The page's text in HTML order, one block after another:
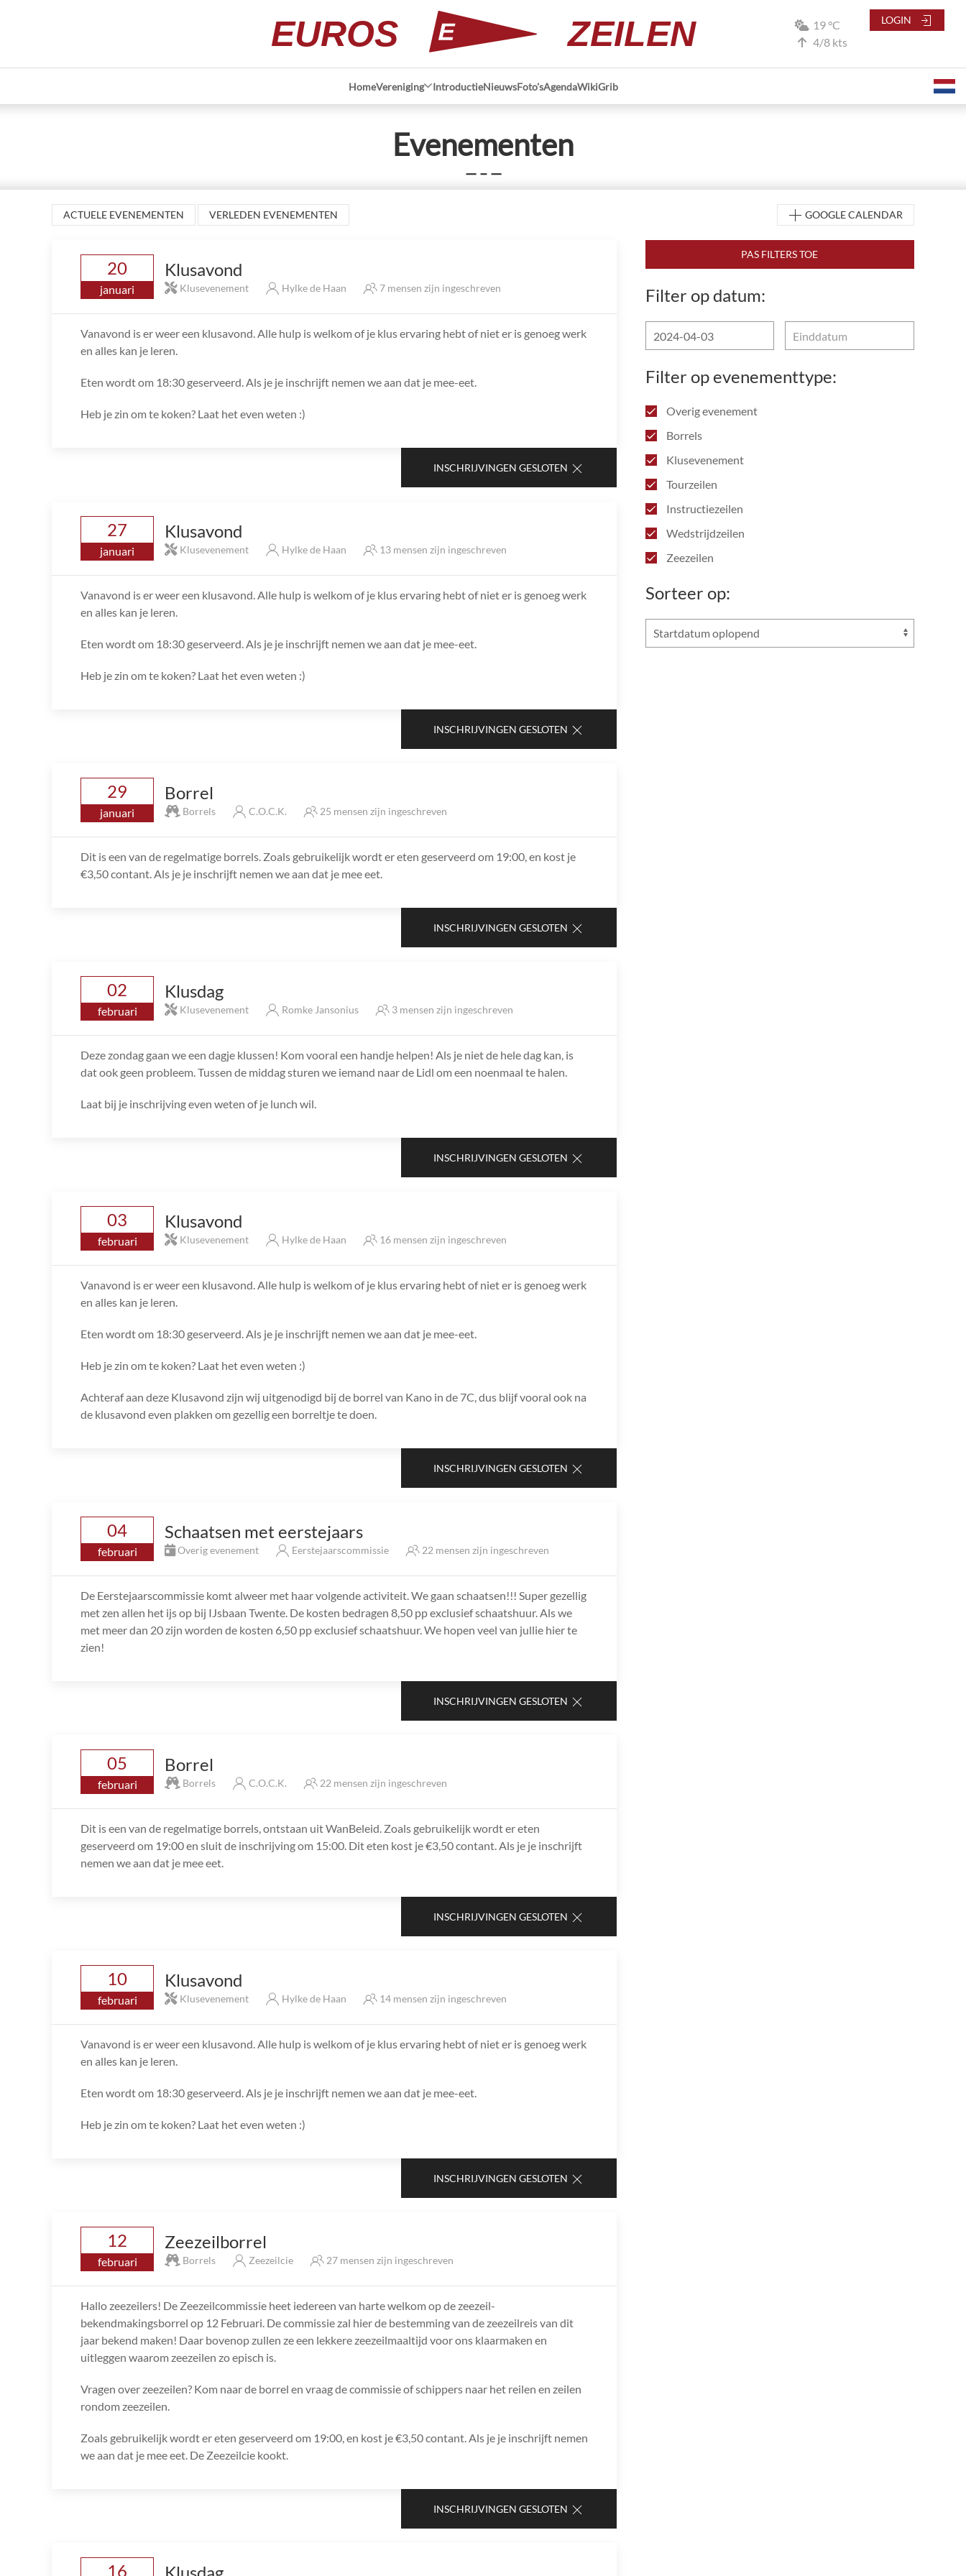
19 °C
4/8 kts
EUROS ZEILEN
HomeVereniging IntroductieNieuwsFoto'sAgendaWikiGrib
LOGIN
Evenementen
— – —
ACTUELE EVENEMENTEN VERLEDEN EVENEMENTEN GOOGLE CALENDAR
Filter op datum:
Filter op evenementtype:
Overig evenement
Borrels
Klusevenement
Tourzeilen
Instructiezeilen
Wedstrijdzeilen
Zeezeilen
Sorteer op:
20
januari
Klusavond
Klusevenement Hylke de Haan 7 mensen zijn ingeschreven
Vanavond is er weer een klusavond. Alle hulp is welkom of je klus ervaring hebt of niet er is genoeg werk
en alles kan je leren.
Eten wordt om 18:30 geserveerd. Als je je inschrijft nemen we aan dat je mee-eet.
Heb je zin om te koken? Laat het even weten :)
INSCHRIJVINGEN GESLOTEN
27
januari
Klusavond
Klusevenement Hylke de Haan 13 mensen zijn ingeschreven
Vanavond is er weer een klusavond. Alle hulp is welkom of je klus ervaring hebt of niet er is genoeg werk
en alles kan je leren.
Eten wordt om 18:30 geserveerd. Als je je inschrijft nemen we aan dat je mee-eet.
Heb je zin om te koken? Laat het even weten :)
INSCHRIJVINGEN GESLOTEN
29
januari
Borrel
Borrels C.O.C.K. 25 mensen zijn ingeschreven
Dit is een van de regelmatige borrels. Zoals gebruikelijk wordt er eten geserveerd om 19:00, en kost je
€3,50 contant. Als je je inschrijft nemen we aan dat je mee eet.
INSCHRIJVINGEN GESLOTEN
02
februari
Klusdag
Klusevenement Romke Jansonius 3 mensen zijn ingeschreven
Deze zondag gaan we een dagje klussen! Kom vooral een handje helpen! Als je niet de hele dag kan, is
dat ook geen probleem. Tussen de middag sturen we iemand naar de Lidl om een noenmaal te halen.
Laat bij je inschrijving even weten of je lunch wil.
INSCHRIJVINGEN GESLOTEN
03
februari
Klusavond
Klusevenement Hylke de Haan 16 mensen zijn ingeschreven
Vanavond is er weer een klusavond. Alle hulp is welkom of je klus ervaring hebt of niet er is genoeg werk
en alles kan je leren.
Eten wordt om 18:30 geserveerd. Als je je inschrijft nemen we aan dat je mee-eet.
Heb je zin om te koken? Laat het even weten :)
Achteraf aan deze Klusavond zijn wij uitgenodigd bij de borrel van Kano in de 7C, dus blijf vooral ook na
de klusavond even plakken om gezellig een borreltje te doen.
INSCHRIJVINGEN GESLOTEN
04
februari
Schaatsen met eerstejaars
Overig evenement Eerstejaarscommissie 22 mensen zijn ingeschreven
De Eerstejaarscommissie komt alweer met haar volgende activiteit. We gaan schaatsen!!! Super gezellig
met zen allen het ijs op bij IJsbaan Twente. De kosten bedragen 8,50 pp exclusief schaatshuur. Als we
met meer dan 20 zijn worden de kosten 6,50 pp exclusief schaatshuur. We hopen veel van jullie hier te
zien!
INSCHRIJVINGEN GESLOTEN
05
februari
Borrel
Borrels C.O.C.K. 22 mensen zijn ingeschreven
Dit is een van de regelmatige borrels, ontstaan uit WanBeleid. Zoals gebruikelijk wordt er eten
geserveerd om 19:00 en sluit de inschrijving om 15:00. Dit eten kost je €3,50 contant. Als je je inschrijft
nemen we aan dat je mee eet.
INSCHRIJVINGEN GESLOTEN
10
februari
Klusavond
Klusevenement Hylke de Haan 14 mensen zijn ingeschreven
Vanavond is er weer een klusavond. Alle hulp is welkom of je klus ervaring hebt of niet er is genoeg werk
en alles kan je leren.
Eten wordt om 18:30 geserveerd. Als je je inschrijft nemen we aan dat je mee-eet.
Heb je zin om te koken? Laat het even weten :)
INSCHRIJVINGEN GESLOTEN
12
februari
Zeezeilborrel
Borrels Zeezeilcie 27 mensen zijn ingeschreven
Hallo zeezeilers! De Zeezeilcommissie heet iedereen van harte welkom op de zeezeil-
bekendmakingsborrel op 12 Februari. De commissie zal hier de bestemming van de zeezeilreis van dit
jaar bekend maken! Daar bovenop zullen ze een lekkere zeezeilmaaltijd voor ons klaarmaken en
uitleggen waarom zeezeilen zo episch is.
Vragen over zeezeilen? Kom naar de borrel en vraag de commissie of schippers naar het reilen en zeilen
rondom zeezeilen.
Zoals gebruikelijk wordt er eten geserveerd om 19:00, en kost je €3,50 contant. Als je je inschrijft nemen
we aan dat je mee eet. De Zeezeilcie kookt.
INSCHRIJVINGEN GESLOTEN
16